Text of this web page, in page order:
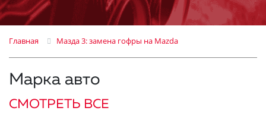
Главная Мазда 3: замена гофры на Mazda
Марка авто
СМОТРЕТЬ ВСЕ